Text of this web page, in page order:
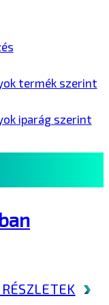
termék szerint
iparág szerint
RÉSZLETEK